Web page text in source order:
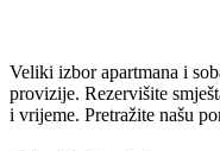
Veliki izbor apartmana i
provizije. Rezervišite
i vrijeme. Pretražite našu